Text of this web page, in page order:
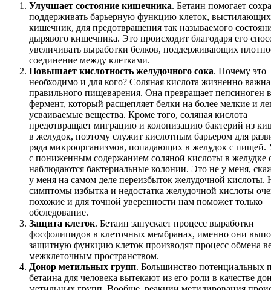
Улучшает состояние кишечника. Бетаин помогает
поддерживать барьерную функцию клеток, выстилающих
кишечник, для предотвращения так называемого
дырявого кишечника. Это происходит благодаря его
увеличивать выработки белков, поддерживающих
соединение между клетками.
Повышает кислотность желудочного сока. Почему это
необходимо и для кого? Соляная кислота жизненно
правильного пищеварения. Она превращает пепсиноген
фермент, который расщепляет белки на более мелкие и
усваиваемые вещества. Кроме того, соляная кислота
предотвращает миграцию и колонизацию бактерий из
в желудок, поэтому служит кислотным барьером для
ряда микроорганизмов, попадающих в желудок с пищей.
с пониженным содержанием соляной кислоты в желудке
наблюдаются бактериальные колонии. Это не у меня,
у меня на самом деле переизбыток желудочной кислоты.
симптомы избытка и недостатка желудочной кислоты
похожие и для точной уверенности нам поможет только
обследование.
Защита клеток. Бетаин запускает процесс выработки
фосфолипидов в клеточных мембранах, именно они
защитную функцию клеток производят процесс обмена
межклеточным пространством.
Донор метильных групп. Большинство потенциальных
бетаина для человека вытекают из его роли в качестве